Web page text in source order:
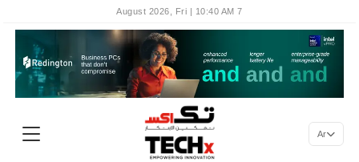
7 August 2026, Fri | 10:40 AM
Ar